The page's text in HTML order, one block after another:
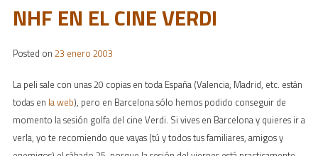
NHF EN EL CINE VERDI
Posted on 23 enero 2003
La peli sale con unas 20 copias en toda España (Valencia, Madrid, etc. están
todas en la web), pero en Barcelona sólo hemos podido conseguir de
momento la sesión golfa del cine Verdi. Si vives en Barcelona y quieres ir a
verla, yo te recomiendo que vayas (tú y todos tus familiares, amigos y